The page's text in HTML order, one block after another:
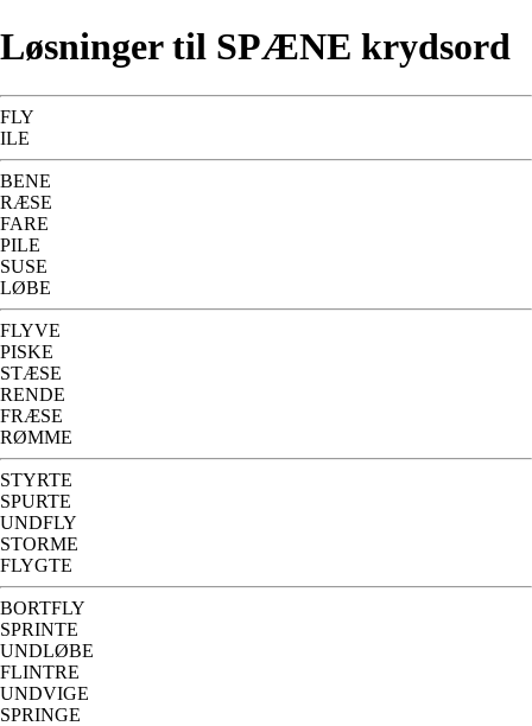
Løsninger til SPÆNE krydsord
FLY
ILE
BENE
RÆSE
FARE
PILE
SUSE
LØBE
FLYVE
PISKE
STÆSE
RENDE
FRÆSE
RØMME
STYRTE
SPURTE
UNDFLY
STORME
FLYGTE
BORTFLY
SPRINTE
UNDLØBE
FLINTRE
UNDVIGE
SPRINGE